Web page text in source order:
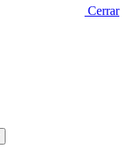
Cerrar